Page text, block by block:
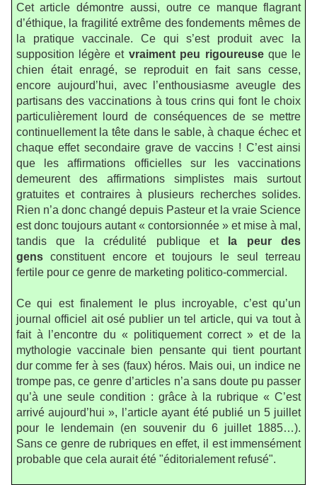
Cet article démontre aussi, outre ce manque flagrant
d’éthique, la fragilité extrême des fondements mêmes de
la pratique vaccinale. Ce qui s’est produit avec la
supposition légère et vraiment peu rigoureuseque le
chien était enragé, se reproduit en fait sans cesse,
encore aujourd’hui, avec l’enthousiasme aveugle des
partisans des vaccinations à tous crins qui font le choix
particulièrement lourd de conséquences de se mettre
continuellement la tête dans le sable, à chaque échec et
chaque effet secondaire grave de vaccins ! C’est ainsi
que les affirmations officielles sur les vaccinations
demeurent des affirmations simplistes mais surtout
gratuites et contraires à plusieurs recherches solides.
Rien n’a donc changé depuis Pasteur et la vraie Science
est donc toujours autant « contorsionnée » et mise à mal,
tandis que la crédulité publique et
la peur des
gensconstituent encore et toujours le seul terreau
fertile pour ce genre de marketing politico-commercial.
Ce qui est finalement le plus incroyable, c’est qu’un
journal officiel ait osé publier un tel article, qui va tout à
fait à l’encontre du « politiquement correct » et de la
mythologie vaccinale bien pensante qui tient pourtant
dur comme fer à ses (faux) héros. Mais oui, un indice ne
trompe pas, ce genre d’articles n’a sans doute pu passer
qu’à une seule condition : grâce à la rubrique « C’est
arrivé aujourd’hui », l’article ayant été publié un 5 juillet
pour le lendemain (en souvenir du 6 juillet 1885…).
Sans ce genre de rubriques en effet, il est immensément
probable que cela aurait été "éditorialement refusé".